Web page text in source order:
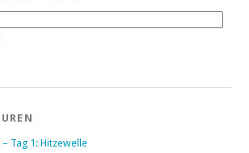
Tag 1: Hitzewelle